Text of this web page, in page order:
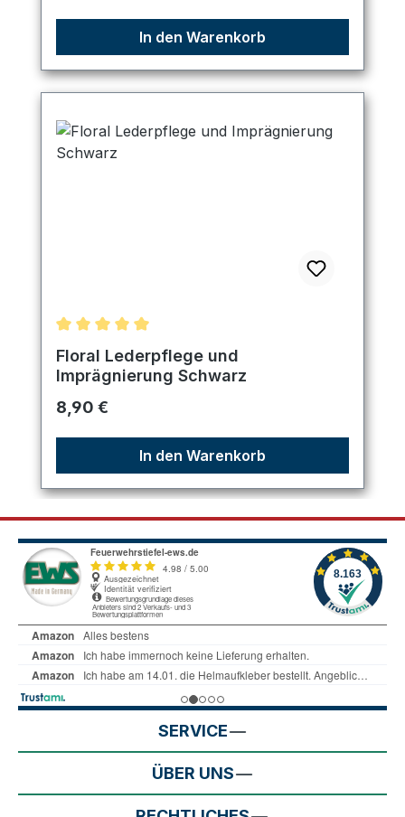
In den Warenkorb
Durchschnittliche Bewertung von 5 von 5 Sternen
Floral Lederpflege und
Imprägnierung Schwarz
Regulärer Preis:
8,90 €
In den Warenkorb
SERVICE
ÜBER UNS